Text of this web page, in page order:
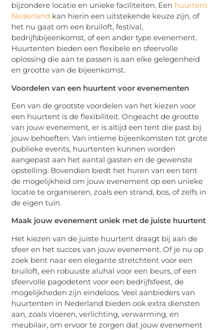
bijzondere locatie en unieke faciliteiten. Een huurtent
Nederland kan hierin een uitstekende keuze zijn, of
het nu gaat om een bruiloft, festival,
bedrijfsbijeenkomst, of een ander type evenement.
Huurtenten bieden een flexibele en sfeervolle
oplossing die aan te passen is aan elke gelegenheid
en grootte van de bijeenkomst.
Voordelen van een huurtent voor evenementen
Een van de grootste voordelen van het kiezen voor
een huurtent is de flexibiliteit. Ongeacht de grootte
van jouw evenement, er is altijd een tent die past bij
jouw behoeften. Van intieme bijeenkomsten tot grote
publieke events, huurtenten kunnen worden
aangepast aan het aantal gasten en de gewenste
opstelling. Bovendien biedt het huren van een tent
de mogelijkheid om jouw evenement op een unieke
locatie te organiseren, zoals een strand, bos, of zelfs in
de eigen tuin.
Maak jouw evenement uniek met de juiste huurtent
Het kiezen van de juiste huurtent draagt bij aan de
sfeer en het succes van jouw evenement. Of je nu op
zoek bent naar een elegante stretchtent voor een
bruiloft, een robuuste aluhal voor een beurs, of een
sfeervolle pagodetent voor een bedrijfsfeest, de
mogelijkheden zijn eindeloos. Veel aanbieders van
huurtenten in Nederland bieden ook extra diensten
aan, zoals vloeren, verlichting, verwarming, en
meubilair, om ervoor te zorgen dat jouw evenement